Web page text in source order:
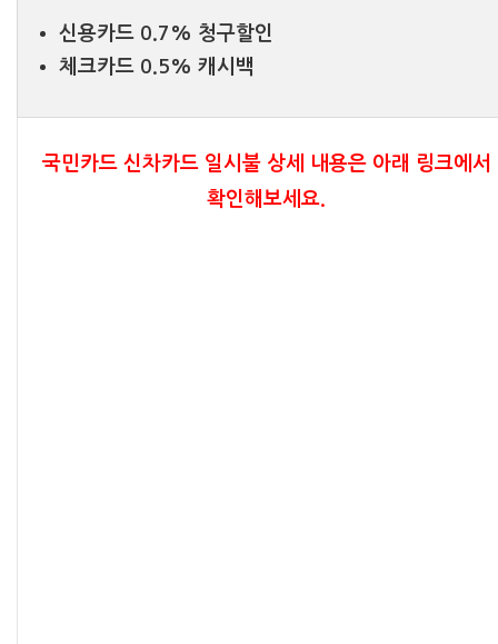
신용카드 0.7% 청구할인
체크카드 0.5% 캐시백
국민카드 신차카드 일시불 상세 내용은 아래 링크에서
확인해보세요.